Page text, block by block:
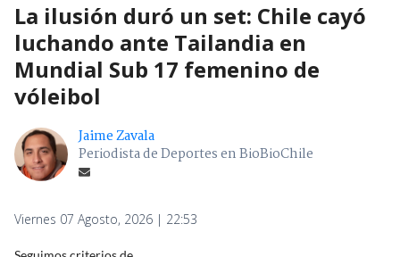
La ilusión duró un set: Chile cayó
luchando ante Tailandia en
Mundial Sub 17 femenino de
vóleibol
Jaime Zavala
Periodista de Deportes en BioBioChile
Viernes 07 Agosto, 2026 | 22:53